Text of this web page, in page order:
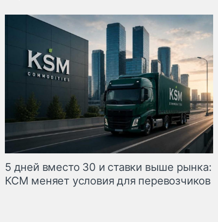
5 дней вместо 30 и ставки выше рынка:
КСМ меняет условия для перевозчиков